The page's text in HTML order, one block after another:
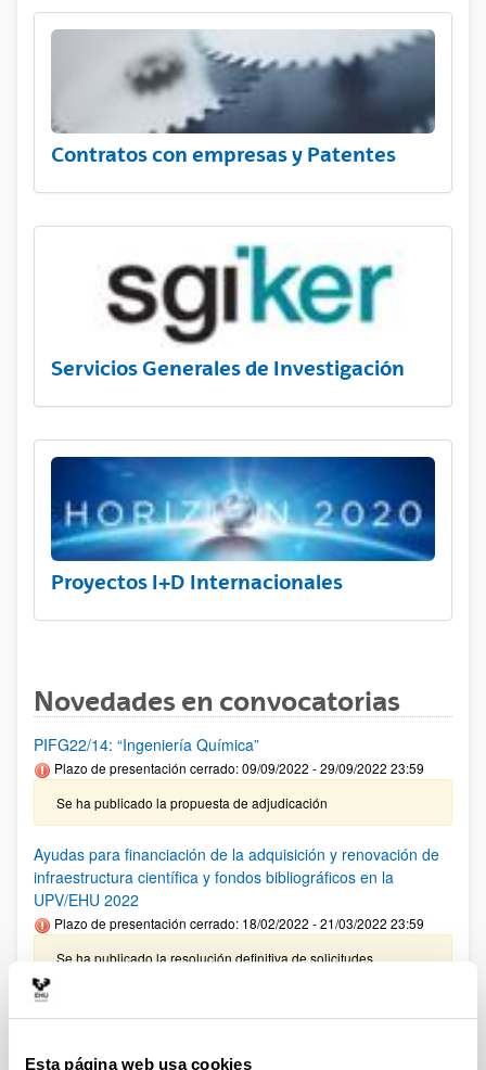
Esta página web usa cookies
Contratos con empresas y Patentes
Servicios Generales de Investigación
Proyectos I+D Internacionales
Novedades en convocatorias
PIFG22/14: “Ingeniería Química”
Plazo de presentación cerrado: 09/09/2022 - 29/09/2022 23:59
Se ha publicado la propuesta de adjudicación
Ayudas para financiación de la adquisición y renovación de
infraestructura científica y fondos bibliográficos en la
UPV/EHU 2022
Plazo de presentación cerrado: 18/02/2022 - 21/03/2022 23:59
Se ha publicado la resolución definitiva de solicitudes